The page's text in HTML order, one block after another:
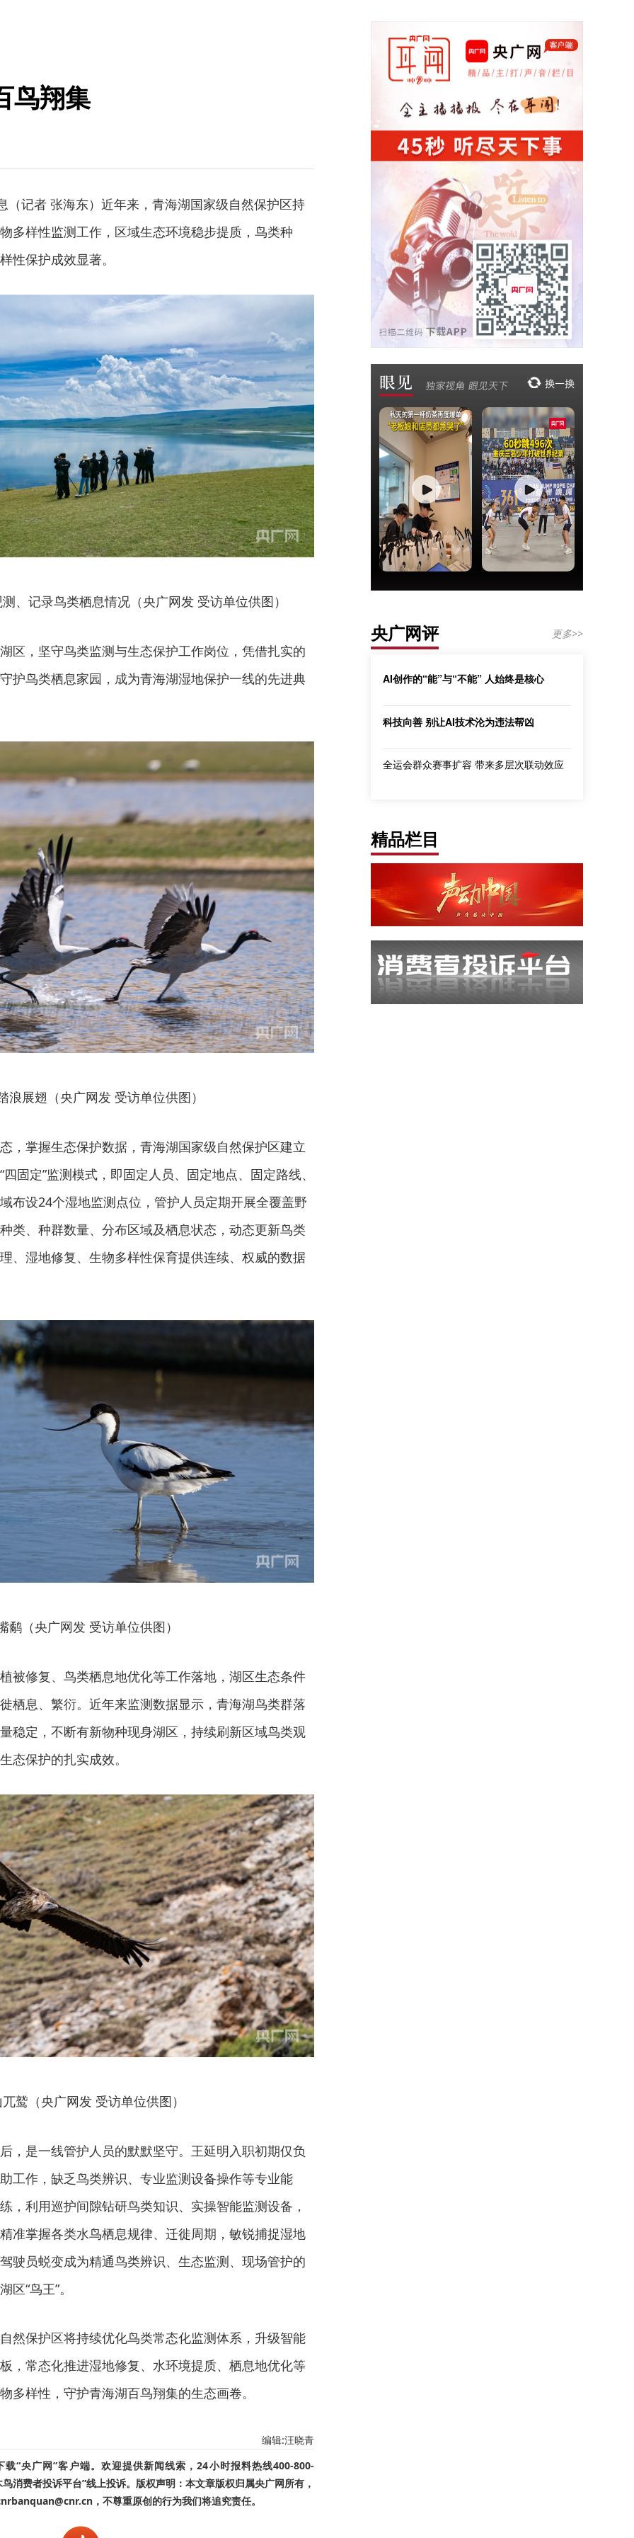
鸟翔集
（记者 张海东）近年来，青海湖国家级自然保护区持
多样性监测工作，区域生态环境稳步提质，鸟类种
性保护成效显著。
、记录鸟类栖息情况（央广网发 受访单位供图）
区，坚守鸟类监测与生态保护工作岗位，凭借扎实的
护鸟类栖息家园，成为青海湖湿地保护一线的先进典
浪展翅（央广网发 受访单位供图）
，掌握生态保护数据，青海湖国家级自然保护区建立
固定”监测模式，即固定人员、固定地点、固定路线、
布设24个湿地监测点位，管护人员定期开展全覆盖野
类、种群数量、分布区域及栖息状态，动态更新鸟类
、湿地修复、生物多样性保育提供连续、权威的数据
鹬（央广网发 受访单位供图）
被修复、鸟类栖息地优化等工作落地，湖区生态条件
栖息、繁衍。近年来监测数据显示，青海湖鸟类群落
稳定，不断有新物种现身湖区，持续刷新区域鸟类观
态保护的扎实成效。
鹫（央广网发 受访单位供图）
，是一线管护人员的默默坚守。王延明入职初期仅负
工作，缺乏鸟类辨识、专业监测设备操作等专业能
，利用巡护间隙钻研鸟类知识、实操智能监测设备，
准掌握各类水鸟栖息规律、迁徙周期，敏锐捕捉湿地
驶员蜕变成为精通鸟类辨识、生态监测、现场管护的
“鸟王”。
然保护区将持续优化鸟类常态化监测体系，升级智能
，常态化推进湿地修复、水环境提质、栖息地优化等
多样性，守护青海湖百鸟翔集的生态画卷。
编辑:汪晓青
“央广网”客户端。欢迎提供新闻线索，24小时报料热线400-800-
消费者投诉平台”线上投诉。版权声明：本文章版权归属央广网所有，
，不尊重原创的行为我们将追究责任。
央广网评 更多>>
AI创作的“能”与“不能” 人始终是核心
科技向善 别让AI技术沦为违法帮凶
全运会群众赛事扩容 带来多层次联动效应
精品栏目